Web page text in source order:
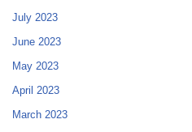
July 2023
June 2023
May 2023
April 2023
March 2023